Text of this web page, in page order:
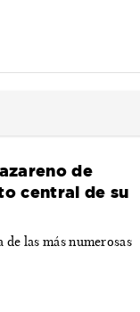
de
central de su
de las más numerosas